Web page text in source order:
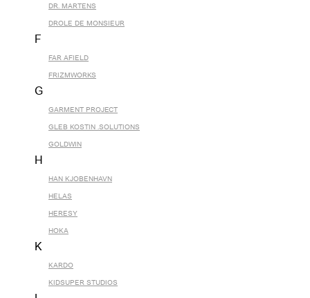
DR. MARTENS
DROLE DE MONSIEUR
F
FAR AFIELD
FRIZMWORKS
G
GARMENT PROJECT
GLEB KOSTIN .SOLUTIONS
GOLDWIN
H
HAN KJOBENHAVN
HELAS
HERESY
HOKA
K
KARDO
KIDSUPER STUDIOS